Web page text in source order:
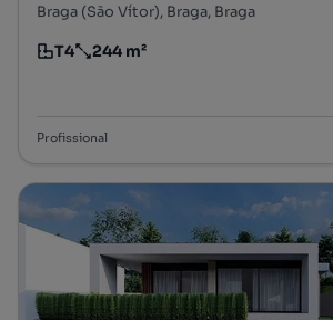
Braga (São Vítor), Braga, Braga
Tipologia
T4
Preço por metro quadrado
244 m²
Profissional